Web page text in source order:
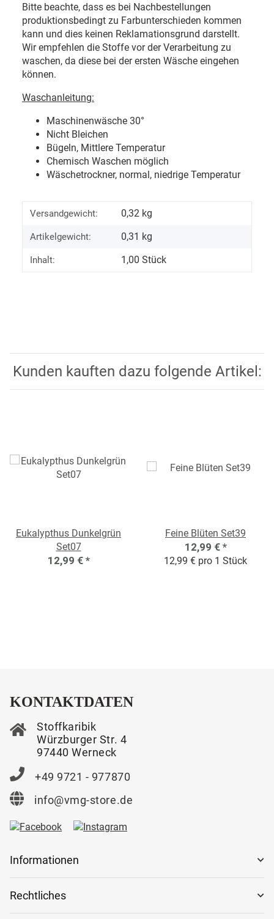
Bitte beachte, dass es bei Nachbestellungen
produktionsbedingt zu Farbunterschieden kommen
kann und dies keinen Reklamationsgrund darstellt.
Wir empfehlen die Stoffe vor der Verarbeitung zu
waschen, da diese bei der ersten Wäsche eingehen
können.
Waschanleitung:
Maschinenwäsche 30°
Nicht Bleichen
Bügeln, Mittlere Temperatur
Chemisch Waschen möglich
Wäschetrockner, normal, niedrige Temperatur
Versandgewicht: 0,32 kg
Artikelgewicht: 0,31 kg
Inhalt: 1,00 Stück
Kunden kauften dazu folgende Artikel:
Eukalypthus Dunkelgrün
Set07
12,99 € *
Feine Blüten Set39
12,99 € *
12,99 € pro 1 Stück
KONTAKTDATEN
Stoffkaribik
Würzburger Str. 4
97440 Werneck
+49 9721 - 977870
info@vmg-store.de
Informationen
Rechtliches